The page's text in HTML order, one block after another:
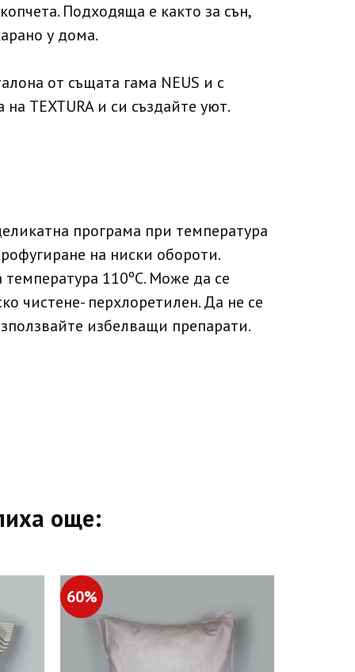
Подходяща е както за сън,
у дома.
от същата гама NEUS и с
TEXTURA и си създайте уют.
програма при температура
на ниски обороти.
110ºC. Може да се
чистене- перхлоретилен. Да не се
избелващи препарати.
още:
60%